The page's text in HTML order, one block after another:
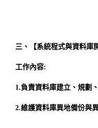
三、【系統程式與資料庫
工作內容:
1.負責資料庫建立、規劃
2.維護資料庫異地備份與